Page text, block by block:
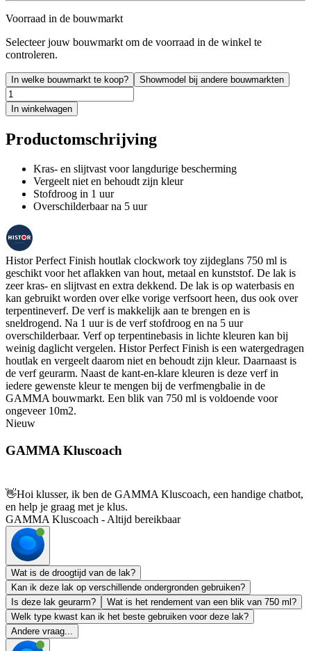
Voorraad in de bouwmarkt
Selecteer jouw bouwmarkt om de voorraad in de winkel te
controleren.
In welke bouwmarkt te koop? Showmodel bij andere bouwmarkten
In winkelwagen
Productomschrijving
Kras- en slijtvast voor langdurige bescherming
Vergeelt niet en behoudt zijn kleur
Stofdroog in 1 uur
Overschilderbaar na 5 uur
Histor Perfect Finish houtlak clockwork toy zijdeglans 750 ml is
geschikt voor het aflakken van hout, metaal en kunststof. De lak is
zeer kras- en slijtvast en extra dekkend. De lak is op waterbasis en
kan gebruikt worden over elke vorige verfsoort heen, dus ook over
terpentineverf. De verf is makkelijk aan te brengen en is
sneldrogend. Na 1 uur is de verf stofdroog en na 5 uur
overschilderbaar. Verf op terpentinebasis in lichte kleuren kan bij
weinig daglicht vergelen. Histor Perfect Finish is een watergedragen
houtlak en vergeelt daarom niet en behoudt zijn kleur. Daarnaast is
de verf geurarm. Naast de kant-en-klare kleuren is deze verf in
iedere gewenste kleur te mengen bij de verfmengbalie in de
GAMMA bouwmarkt. Een blik van 750 ml is voldoende voor
ongeveer 10m2.
Nieuw
GAMMA Kluscoach
👋Hoi klusser, ik ben de GAMMA Kluscoach, een handige chatbot,
en help je graag met je klus.
GAMMA Kluscoach - Altijd bereikbaar
Wat is de droogtijd van de lak?
Kan ik deze lak op verschillende ondergronden gebruiken?
Is deze lak geurarm?
Wat is het rendement van een blik van 750 ml?
Welk type kwast kan ik het beste gebruiken voor deze lak?
Andere vraag...